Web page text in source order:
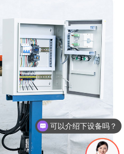
是生产厂家吗？